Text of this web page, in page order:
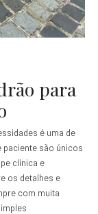
para
é uma de
paciente são únicos
clínica e
os detalhes e
com muita